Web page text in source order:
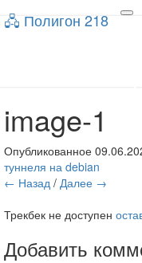
🖧 Полигон 218
🖧 Полигон
image-1
Опубликованное
туннеля на debian
← Назад / Далее →
Трекбек не доступен
Добавить